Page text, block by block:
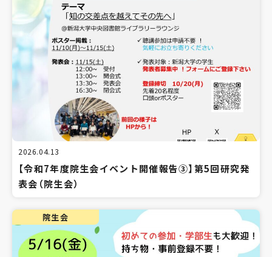
2026.04.13
【令和7年度院生会イベント開催報告③】第5回研究発
表会（院生会）
院生会